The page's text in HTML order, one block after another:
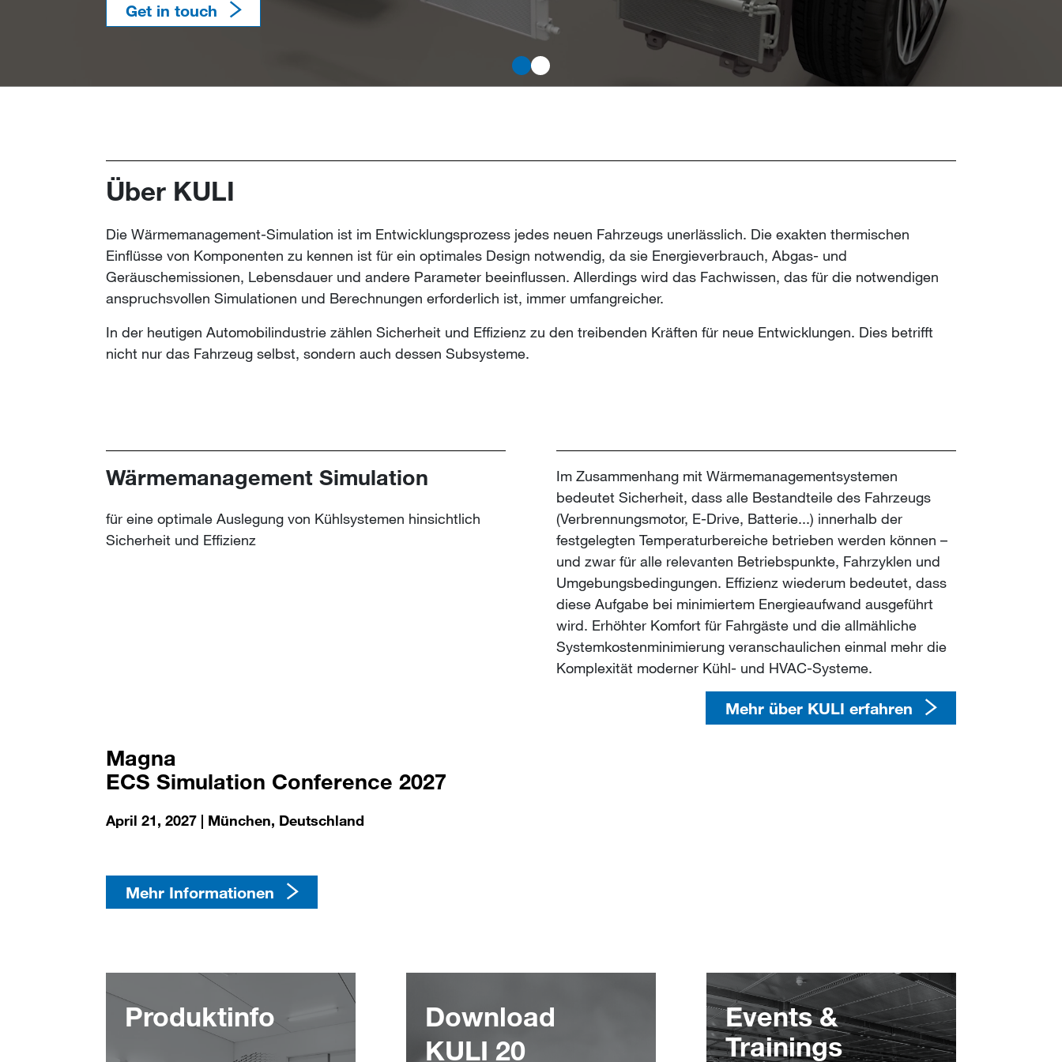
Get in touch
View Details
Über KULI
​​​​​​​​​​​Die Wärmemanagement-Simulation ist im Entwicklungsprozess jedes neuen Fahrzeugs unerlässlich. Die exakten thermischen
Einflüsse von Komponenten zu kennen ist für ein optimales Design notwendig, da sie Energieverbrauch, Abgas- und
Geräuschemissionen, Lebensdauer und andere Parameter beeinflussen. Allerdings wird das Fachwissen, das für die notwendigen
anspruchsvollen Simulationen und Berechnungen erforderlich ist, immer umfangreicher.
In der heutigen Automobilindustrie zählen Sicherheit und Effizienz zu den treibenden Kräften für neue Entwicklungen. Dies betrifft
nicht nur das Fahrzeug selbst, sondern auch dessen Subsysteme.
Wärmemanagement Simulation
für eine optimale Auslegung von Kühlsystemen hinsichtlich
Sicherheit und Effizienz
Im Zusammenhang mit Wärmemanagementsystemen
bedeutet Sicherheit, dass alle Bestandteile des Fahrzeugs
(Verbrennungsmotor, E-Drive, Batterie...) innerhalb der
festgelegten Temperaturbereiche betrieben werden können –
und zwar für alle relevanten Betriebspunkte, Fahrzyklen und
Umgebungsbedingungen. Effizienz wiederum bedeutet, dass
diese Aufgabe bei minimiertem Energieaufwand ausgeführt
wird. Erhöhter Komfort für Fahrgäste und die allmähliche
Systemkostenminimierung veranschaulichen einmal mehr die
Komplexität moderner Kühl- und HVAC-Systeme.
Mehr über KULI erfahren
​​​​​​​​​​​​​​Magna
​​​​​​​ECS Simulation Conference 2027
​​​​​​​April 21, 2027 | München, Deutschland
Mehr Informationen​​​​​​​​​​​​​​​​​​​​​​​​​​​​
Produktinfo
Download
KULI 20
Events &
Trainings